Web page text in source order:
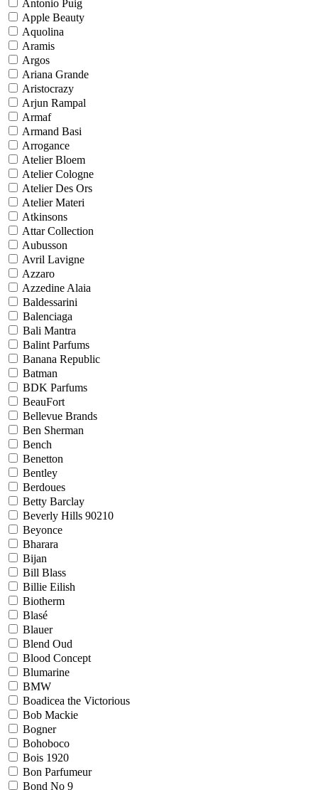
Antonio Puig
Apple Beauty
Aquolina
Aramis
Argos
Ariana Grande
Aristocrazy
Arjun Rampal
Armaf
Armand Basi
Arrogance
Atelier Bloem
Atelier Cologne
Atelier Des Ors
Atelier Materi
Atkinsons
Attar Collection
Aubusson
Avril Lavigne
Azzaro
Azzedine Alaia
Baldessarini
Balenciaga
Bali Mantra
Balint Parfums
Banana Republic
Batman
BDK Parfums
BeauFort
Bellevue Brands
Ben Sherman
Bench
Benetton
Bentley
Berdoues
Betty Barclay
Beverly Hills 90210
Beyonce
Bharara
Bijan
Bill Blass
Billie Eilish
Biotherm
Blasé
Blauer
Blend Oud
Blood Concept
Blumarine
BMW
Boadicea the Victorious
Bob Mackie
Bogner
Bohoboco
Bois 1920
Bon Parfumeur
Bond No 9